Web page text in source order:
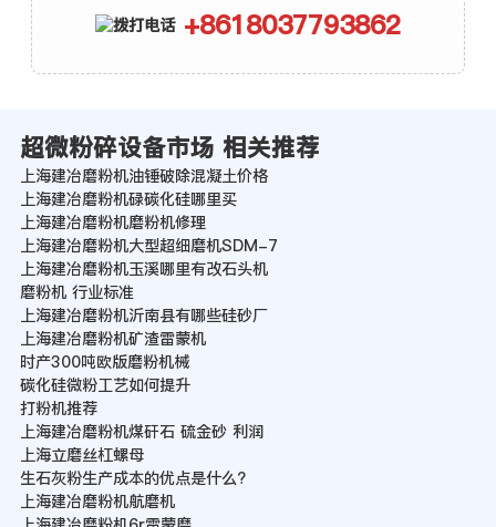
+8618037793862
超微粉碎设备市场 相关推荐
上海建冶磨粉机油锤破除混凝土价格
上海建冶磨粉机碌碳化硅哪里买
上海建冶磨粉机磨粉机修理
上海建冶磨粉机大型超细磨机SDM-7
上海建冶磨粉机玉溪哪里有改石头机
磨粉机 行业标准
上海建冶磨粉机沂南县有哪些硅砂厂
上海建冶磨粉机矿渣雷蒙机
时产300吨欧版磨粉机械
碳化硅微粉工艺如何提升
打粉机推荐
上海建冶磨粉机煤矸石 硫金砂 利润
上海立磨丝杠螺母
生石灰粉生产成本的优点是什么?
上海建冶磨粉机航磨机